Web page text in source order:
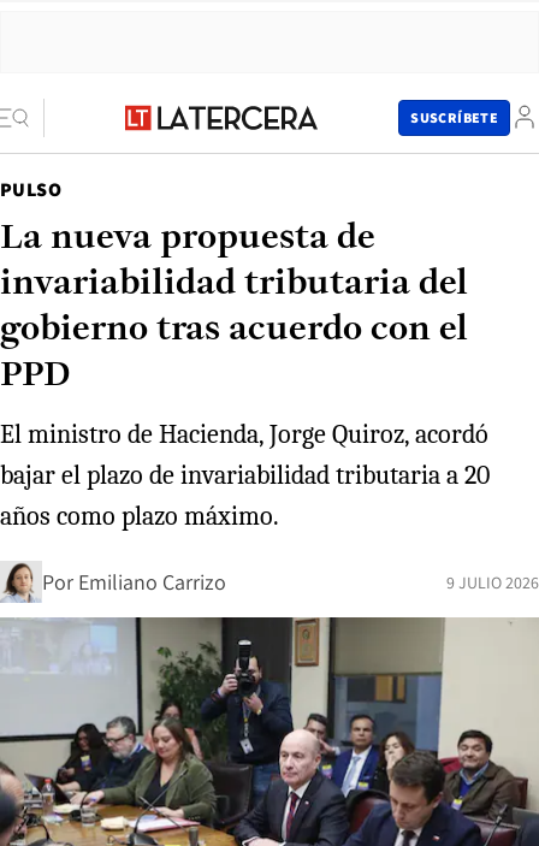
SUSCRÍBETE
PULSO
La nueva propuesta de
invariabilidad tributaria del
gobierno tras acuerdo con el
PPD
El ministro de Hacienda, Jorge Quiroz, acordó
bajar el plazo de invariabilidad tributaria a 20
años como plazo máximo.
Por Emiliano Carrizo 9 JULIO 2026